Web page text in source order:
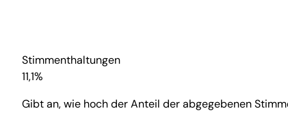
Stimmenthaltungen
11,1%
Gibt an, wie hoch der Anteil der abgegebenen